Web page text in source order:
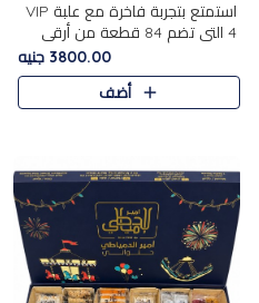
استمتع بتجربة فاخرة مع علبة VIP
4 التي تضم 84 قطعة من أرقى
حلويات المولد الشرقية، في تشكيلة
غنية تجمع بين الحلويات التقليدية
والمكسرات الفاخرة. تحتوي العلبة
3800.00 جنيه
أضف